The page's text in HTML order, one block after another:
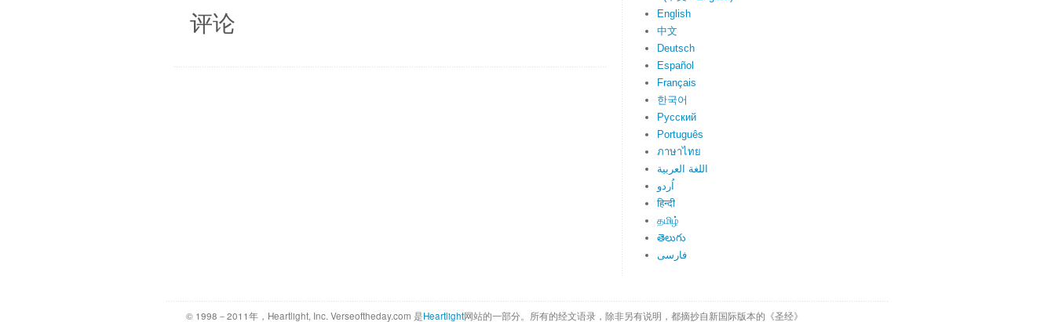
评论
English
中文
Deutsch
Español
Français
한국어
Русский
Português
ภาษาไทย
اللغة العربية
اُردو
हिन्दी
தமிழ்
తెలుగు
فارسی
© 1998－2011年，Heartlight, Inc. Verseoftheday.com 是Heartlight网站的一部分。所有的经文语录，除非另有说明，都摘抄自新国际版本的《圣经》